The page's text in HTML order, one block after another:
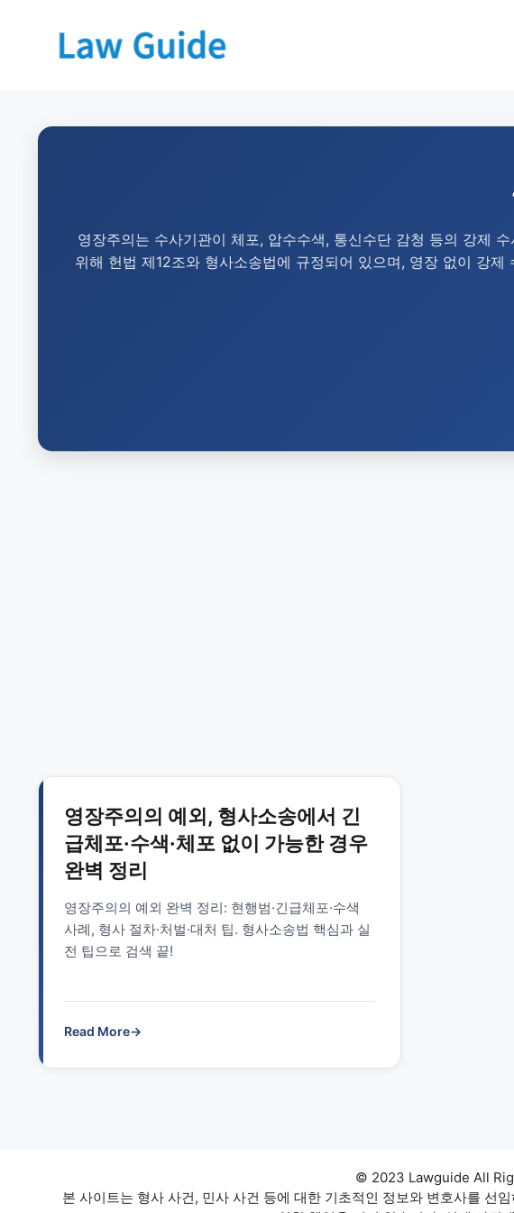
영장주의는 수사기관이 체포, 압수수색, 통신수단 감청 등의 강제
위해 헌법 제12조와 형사소송법에 규정되어 있으며, 영장 없이 강
영장주의의 예외, 형사소송에서 긴
급체포·수색·체포 없이 가능한 경우
완벽 정리
영장주의의 예외 완벽 정리: 현행범·긴급체포·수색
사례, 형사 절차·처벌·대처 팁. 형사소송법 핵심과 실
전 팁으로 검색 끝!
Read More→
© 2023 Lawguide All
본 사이트는 형사 사건, 민사 사건 등에 대한 기초적인 정보와 변호사를 선